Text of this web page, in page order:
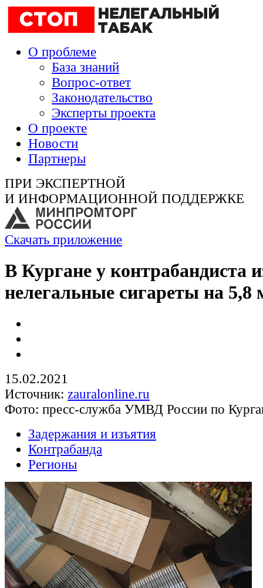
О проблеме
База знаний
Вопрос-ответ
Законодательство
Эксперты проекта
О проекте
Новости
Партнеры
ПРИ ЭКСПЕРТНОЙ
И ИНФОРМАЦИОННОЙ ПОДДЕРЖКЕ
Скачать приложение
В Кургане у контрабандиста
нелегальные сигареты на 5,8
15.02.2021
Источник: zauralonline.ru
Фото: пресс-служба УМВД России по
Задержания и изъятия
Контрабанда
Регионы